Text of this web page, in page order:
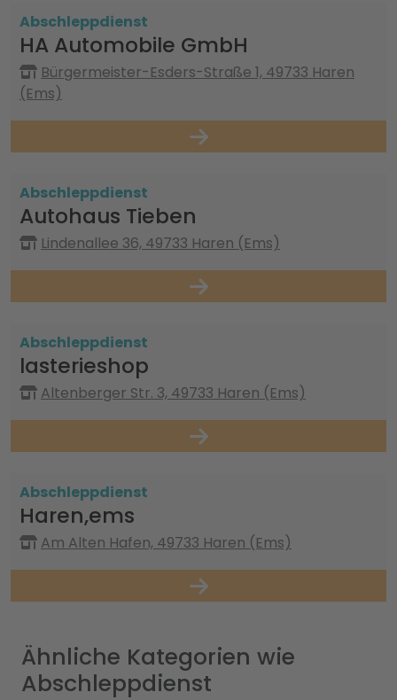
Abschleppdienst
HA Automobile GmbH
Bürgermeister-Esders-Straße 1, 49733 Haren
(Ems)
Abschleppdienst
Autohaus Tieben
Lindenallee 36, 49733 Haren (Ems)
Abschleppdienst
lasterieshop
Altenberger Str. 3, 49733 Haren (Ems)
Abschleppdienst
Haren,ems
Am Alten Hafen, 49733 Haren (Ems)
Ähnliche Kategorien wie
Abschleppdienst